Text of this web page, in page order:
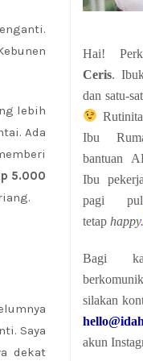
lebih
Ada
5.000
Saya
dekat
Hai!
Ceris.
dan satu-
Ibu
bantuan
Ibu
pagi
tetap happy.
Bagi
silakan
akun